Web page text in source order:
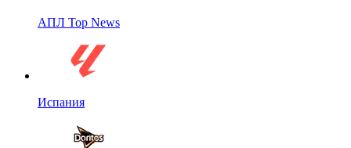
АПЛ Top News
Испания